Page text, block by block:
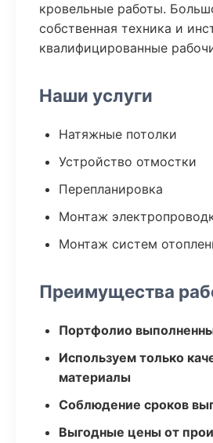
кровельные работы.
собственная техника и
квалифицированные
Наши услуги
Натяжные потолки
Устройство отмостки
Перепланировка
Монтаж
Монтаж систем
Преимущества
Портфолио
Используем только
материалы
Соблюдение сроков
Выгодные цены от